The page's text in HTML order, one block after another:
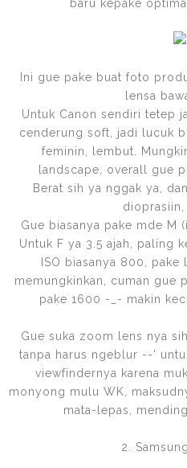
baru kepake
Ini gue pake buat foto
lensa
Untuk Canon sendiri tetep
cenderung soft, jadi lucuk
feminin, lembut.
landscape, overall gue
Berat sih ya nggak ya,
dioprasiin,
Gue biasanya pake mde M
Untuk F ya 3.5 ajah, paling
ISO biasanya 800,
memungkinkan, cuman gue
pake 1600 -_- makin
Gue suka zoom lens nya
tanpa harus ngeblur --'
viewfindernya karena
monyong mulu WK,
mata-lepas,
2.